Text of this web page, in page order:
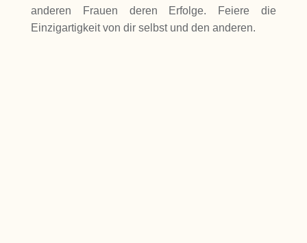
anderen Frauen deren Erfolge. Feiere die
Einzigartigkeit von dir selbst und den anderen.